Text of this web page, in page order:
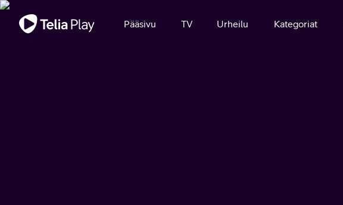
Tärkeä viesti
Pääsivu TV Urheilu Kategoriat